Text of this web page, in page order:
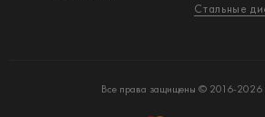
Стальные
Все права защищены © 2016-2026